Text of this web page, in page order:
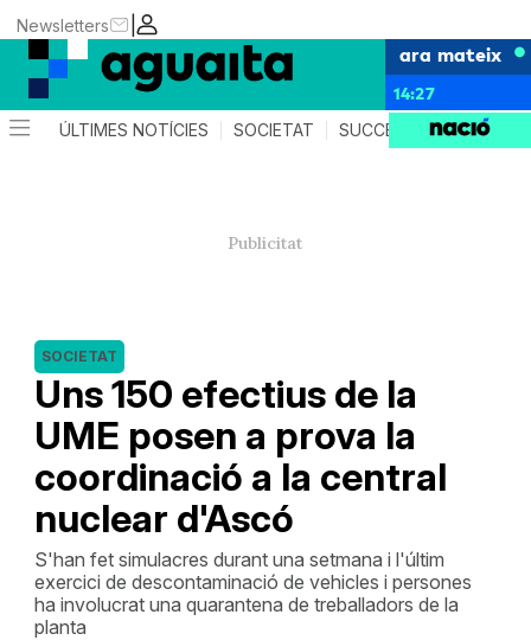
|
Newsletters
ara mateix
14:27
ÚLTIMES NOTÍCIES SOCIETAT SUCCESSOS AGENDA
Uns 150 efectius de la
UME posen a prova la
coordinació a la central
nuclear d'Ascó
SOCIETAT
S'han fet simulacres durant una setmana i l'últim
exercici de descontaminació de vehicles i persones
ha involucrat una quarantena de treballadors de la
planta